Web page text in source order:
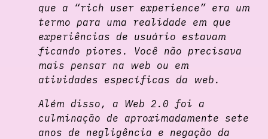
que a “rich user experience” era um
termo para uma realidade em que
experiências de usuário estavam
ficando piores. Você não precisava
mais pensar na web ou em
atividades específicas da web.
Além disso, a Web 2.0 foi a
culminação de aproximadamente sete
anos de negligência e negação da